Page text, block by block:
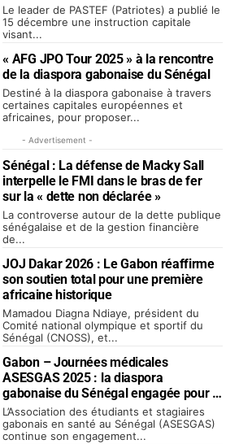
Le leader de PASTEF (Patriotes) a publié le
15 décembre une instruction capitale
visant...
« AFG JPO Tour 2025 » à la rencontre
de la diaspora gabonaise du Sénégal
Destiné à la diaspora gabonaise à travers
certaines capitales européennes et
africaines, pour proposer...
- Advertisement -
Sénégal : La défense de Macky Sall
interpelle le FMI dans le bras de fer
sur la « dette non déclarée »
La controverse autour de la dette publique
sénégalaise et de la gestion financière
de...
JOJ Dakar 2026 : Le Gabon réaffirme
son soutien total pour une première
africaine historique
Mamadou Diagna Ndiaye, président du
Comité national olympique et sportif du
Sénégal (CNOSS), et...
Gabon – Journées médicales
ASESGAS 2025 : la diaspora
gabonaise du Sénégal engagée pour la
santé de leurs compatriotes
L’Association des étudiants et stagiaires
gabonais en santé au Sénégal (ASESGAS)
continue son engagement...